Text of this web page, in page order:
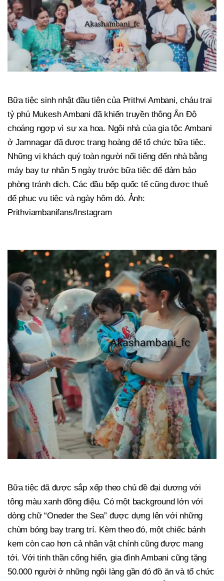
Bữa tiệc sinh nhật đầu tiên của Prithvi Ambani, cháu trai
tỷ phú Mukesh Ambani đã khiến truyền thông Ấn Độ
choáng ngợp vì sự xa hoa. Ngôi nhà của gia tộc Ambani
ở Jamnagar đã được trang hoàng để tổ chức bữa tiệc.
Những vị khách quý toàn người nổi tiếng đến nhà bằng
máy bay tư nhân 5 ngày trước bữa tiệc để đảm bảo
phòng tránh dịch. Các đầu bếp quốc tế cũng được thuê
để phục vụ tiệc và ngày hôm đó. Ảnh:
Prithviambanifans/Instagram
Bữa tiệc đã được sắp xếp theo chủ đề đại dương với
tông màu xanh đồng điệu. Có một background lớn với
dòng chữ “Oneder the Sea” được dựng lên với những
chùm bóng bay trang trí. Kèm theo đó, một chiếc bánh
kem còn cao hơn cả nhân vật chính cũng được mang
tới. Với tinh thần cống hiến, gia đình Ambani cũng tặng
50.000 người ở những ngôi làng gần đó đồ ăn và tổ chức